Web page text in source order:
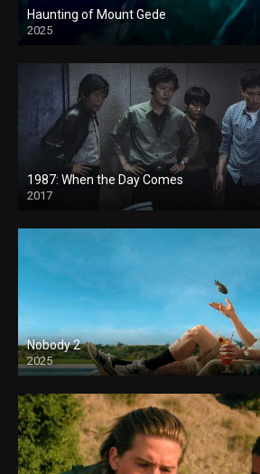
Haunting of Mount Gede
2025
1987: When the Day Comes
2017
Nobody 2
2025